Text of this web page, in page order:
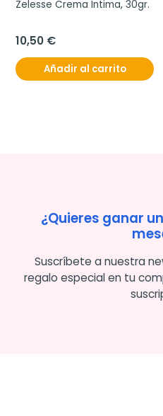
Zelesse Crema Intima, 30gr.
10,50 €
Añadir al carrito
¿Quieres ganar un
Suscríbete a nuestra
regalo especial en tu